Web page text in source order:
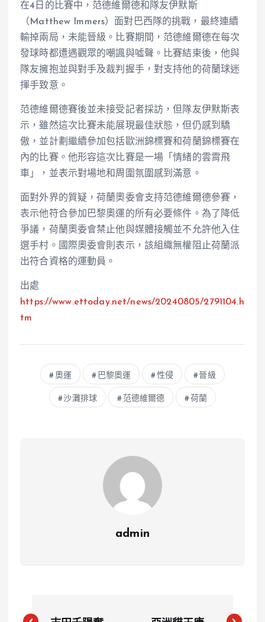
在4日的比賽中，范德維爾德和隊友伊默斯
（Matthew Immers）面對巴西隊的挑戰，最終連續
輸掉兩局，未能晉級。比賽期間，范德維爾德在每次
發球時都遭遇觀眾的嘲諷與噓聲。比賽結束後，他與
隊友擁抱並與對手及裁判握手，對支持他的荷蘭球迷
揮手致意。
范德維爾德賽後並未接受記者採訪，但隊友伊默斯表
示，雖然這次比賽未能展現最佳狀態，但仍感到驕
傲，並計劃繼續參加包括歐洲錦標賽和荷蘭錦標賽在
內的比賽。他形容這次比賽是一場「情緒的雲霄飛
車」，並表示對場地和周圍氛圍感到滿意。
面對外界的質疑，荷蘭奧委會支持范德維爾德參賽，
表示他符合參加巴黎奧運的所有必要條件。為了降低
爭議，荷蘭奧委會禁止他與媒體接觸並不允許他入住
選手村。國際奧委會則表示，該組織無權阻止荷蘭派
出符合資格的運動員。
出處
https://www.ettoday.net/news/20240805/2791104.h
tm
奧運 巴黎奧運 性侵 晉級
沙灘排球 范德維爾德 荷蘭
admin